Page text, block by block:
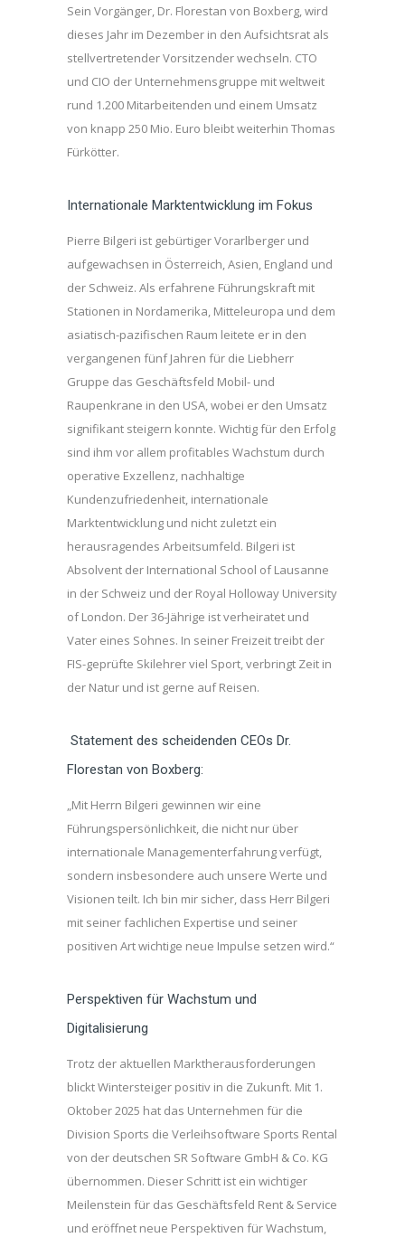
Sein Vorgänger, Dr. Florestan von Boxberg, wird
dieses Jahr im Dezember in den Aufsichtsrat als
stellvertretender Vorsitzender wechseln. CTO
und CIO der Unternehmensgruppe mit weltweit
rund 1.200 Mitarbeitenden und einem Umsatz
von knapp 250 Mio. Euro bleibt weiterhin Thomas
Fürkötter.
Internationale Marktentwicklung im Fokus
Pierre Bilgeri ist gebürtiger Vorarlberger und
aufgewachsen in Österreich, Asien, England und
der Schweiz. Als erfahrene Führungskraft mit
Stationen in Nordamerika, Mitteleuropa und dem
asiatisch-pazifischen Raum leitete er in den
vergangenen fünf Jahren für die Liebherr
Gruppe das Geschäftsfeld Mobil- und
Raupenkrane in den USA, wobei er den Umsatz
signifikant steigern konnte. Wichtig für den Erfolg
sind ihm vor allem profitables Wachstum durch
operative Exzellenz, nachhaltige
Kundenzufriedenheit, internationale
Marktentwicklung und nicht zuletzt ein
herausragendes Arbeitsumfeld. Bilgeri ist
Absolvent der International School of Lausanne
in der Schweiz und der Royal Holloway University
of London. Der 36-Jährige ist verheiratet und
Vater eines Sohnes. In seiner Freizeit treibt der
FIS-geprüfte Skilehrer viel Sport, verbringt Zeit in
der Natur und ist gerne auf Reisen.
Statement des scheidenden CEOs Dr.
Florestan von Boxberg:
„Mit Herrn Bilgeri gewinnen wir eine
Führungspersönlichkeit, die nicht nur über
internationale Managementerfahrung verfügt,
sondern insbesondere auch unsere Werte und
Visionen teilt. Ich bin mir sicher, dass Herr Bilgeri
mit seiner fachlichen Expertise und seiner
positiven Art wichtige neue Impulse setzen wird.“
Perspektiven für Wachstum und
Digitalisierung
Trotz der aktuellen Marktherausforderungen
blickt Wintersteiger positiv in die Zukunft. Mit 1.
Oktober 2025 hat das Unternehmen für die
Division Sports die Verleihsoftware Sports Rental
von der deutschen SR Software GmbH & Co. KG
übernommen. Dieser Schritt ist ein wichtiger
Meilenstein für das Geschäftsfeld Rent & Service
und eröffnet neue Perspektiven für Wachstum,